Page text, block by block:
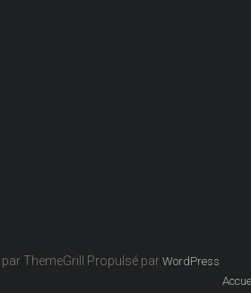
par ThemeGrill Propulsé par WordPress